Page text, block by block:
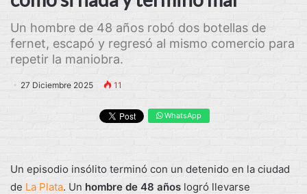
Un hombre de 48 años robó dos botellas de
fernet, escapó y regresó al mismo comercio para
repetir la maniobra.
27 Diciembre 2025 11
WhatsApp
Un episodio insólito terminó con un detenido en la ciudad
de La Plata. Un hombre de 48 años logró llevarse